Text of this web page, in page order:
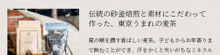
伝統の砂釜焙煎と素材にこだわって
作った、東京うまれの麦茶
夏の喉を潤す香ばしい麦茶。子どもからお年寄りま
で飲むことができ、汗をかくと失いがちなミネラル